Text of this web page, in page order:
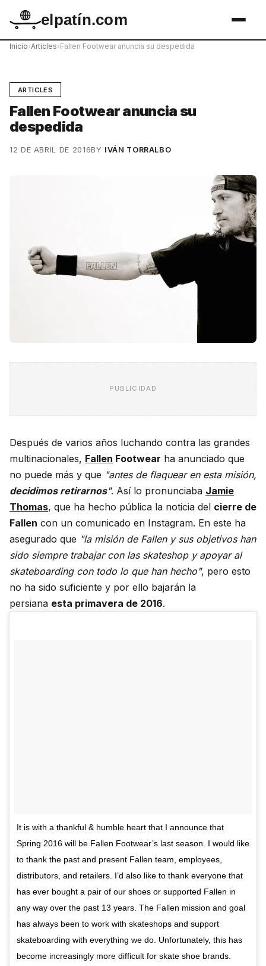
elpatín.com
Inicio›Articles›Fallen Footwear anuncia su despedida
ARTICLES
Fallen Footwear anuncia su
despedida
12 DE ABRIL DE 2016BY IVÁN TORRALBO
PUBLICIDAD
Después de varios años luchando contra las grandes
multinacionales, Fallen Footwear ha anunciado que
no puede más y que "antes de flaquear en esta misión,
decidimos retirarnos". Así lo pronunciaba Jamie
Thomas, que ha hecho pública la noticia del cierre de
Fallen con un comunicado en Instagram. En este ha
asegurado que "la misión de Fallen y sus objetivos han
sido siempre trabajar con las skateshop y apoyar al
skateboarding con todo lo que han hecho", pero esto
no ha sido suficiente y por ello bajarán la
persiana esta primavera de 2016.
It is with a thankful & humble heart that I announce that
Spring 2016 will be Fallen Footwear’s last season. I would like
to thank the past and present Fallen team, employees,
distributors, and retailers. I’d also like to thank everyone that
has ever bought a pair of our shoes or supported Fallen in
any way over the past 13 years. The Fallen mission and goal
has always been to work with skateshops and support
skateboarding with everything we do. Unfortunately, this has
become increasingly more difficult for skate shoe brands.